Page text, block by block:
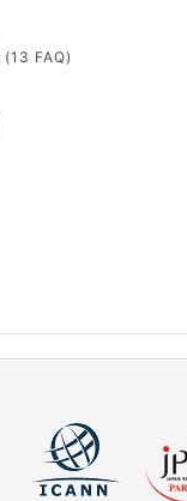
(13 FAQ)